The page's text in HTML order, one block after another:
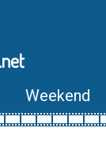
.net
Weekend